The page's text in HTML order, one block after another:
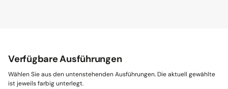
Verfügbare Ausführungen
Wählen Sie aus den untenstehenden Ausführungen. Die aktuell gewählte
ist jeweils farbig unterlegt.